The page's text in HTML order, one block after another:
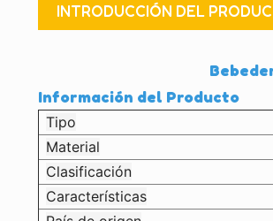
INTRODUCCIÓN DEL
Información del Producto
Tipo
Material
Clasificación
Características